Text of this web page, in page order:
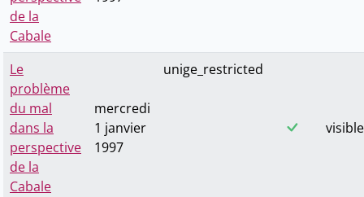
de la
Cabale
Le
problème
du mal
dans la
perspective
de la
Cabale
mercredi
1 janvier
1997
unige_restricted
visible